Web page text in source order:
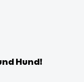
Hund!